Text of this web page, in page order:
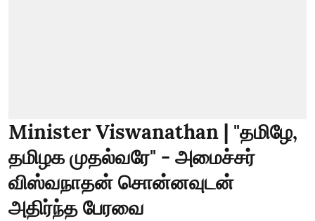
Minister Viswanathan | "தமிழே,
தமிழக முதல்வரே" - அமைச்சர்
விஸ்வநாதன் சொன்னவுடன்
அதிர்ந்த பேரவை